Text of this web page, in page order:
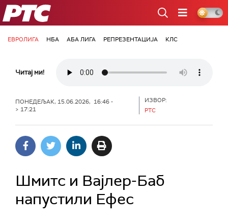
РТС
ЕВРОЛИГА НБА АБА ЛИГА РЕПРЕЗЕНТАЦИЈА КЛС
Читај ми!
ПОНЕДЕЉАК, 15.06.2026, 16:46 -
> 17:21
ИЗВОР:
РТС
Шмитс и Вајлер-Баб
напустили Ефес